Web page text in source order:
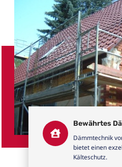
Bewährtes
Dämmtechnik
bietet einen
Kälteschutz.